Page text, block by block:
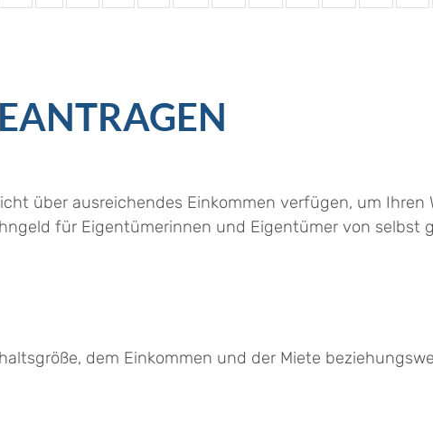
über ausreichendes Einkommen verfügen, um
für Eigentümerinnen und Eigentümer von selbst
dem Einkommen und der Miete